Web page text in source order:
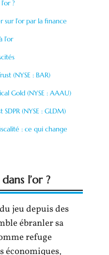
?
sur l’or par la finance
l’or
(NYSE : BAR)
Gold (NYSE : AAAU)
(NYSE : GLDM)
: ce qui change
l’or ?
jeu depuis des
ébranler sa
refuge
économiques,